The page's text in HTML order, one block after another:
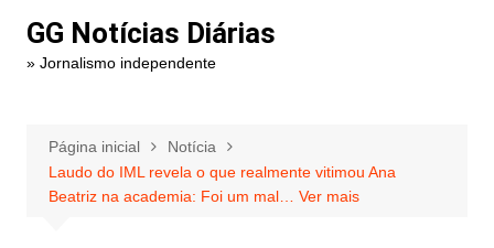
paraGG Notícias Diárias
» Jornalismo independente
Página inicial
Notícia
Laudo do IML revela o que realmente vitimou Ana
Beatriz na academia: Foi um mal… Ver mais